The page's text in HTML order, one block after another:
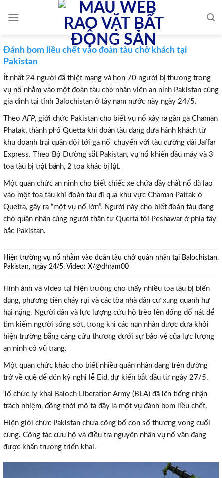
Đánh bom liều chết vào đoàn tàu chở khách tại
Pakistan
Ít nhất 24 người đã thiệt mạng và hơn 70 người bị thương trong
vụ nổ nhằm vào một đoàn tàu chở nhân viên an ninh Pakistan cùng
gia đình tại tỉnh Balochistan ở tây nam nước này ngày 24/5.
TheoAFP, giới chức Pakistan cho biết vụ nổ xảy ra gần ga Chaman
Phatak, thành phố Quetta khi đoàn tàu đang đưa hành khách từ
khu doanh trại quân đội tới ga nối chuyến với tàu đường dài Jaffar
Express. Theo Bộ Đường sắt Pakistan, vụ nổ khiến đầu máy và 3
toa tàu bị trật bánh, 2 toa khác bị lật.
Một quan chức an ninh cho biết chiếc xe chứa đầy chất nổ đã lao
vào một toa tàu khi đoàn tàu đi qua khu vực Chaman Pattak ở
Quetta, gây ra “một vụ nổ lớn”. Người này cho biết đoàn tàu đang
chở quân nhân cùng người thân từ Quetta tới Peshawar ở phía tây
bắc Pakistan.
Hiện trường vụ nổ nhằm vào đoàn tàu chở quân nhân tại Balochistan,
Pakistan, ngày 24/5. Video: X/@dhram00
Hình ảnh và video tại hiện trường cho thấy nhiều toa tàu bị biến
dạng, phương tiện cháy rụi và các tòa nhà dân cư xung quanh hư
hại nặng. Người dân và lực lượng cứu hộ trèo lên đống đổ nát để
tìm kiếm người sống sót, trong khi các nạn nhân được đưa khỏi
hiện trường bằng cáng cứu thương dưới sự bảo vệ của lực lượng
an ninh có vũ trang.
Một quan chức khác cho biết nhiều quân nhân đang trên đường
trở về quê để đón kỳ nghỉ lễ Eid, dự kiến bắt đầu từ ngày 27/5.
Tổ chức ly khai Baloch Liberation Army (BLA) đã lên tiếng nhận
trách nhiệm, đồng thời mô tả đây là một vụ đánh bom liều chết.
Hiện giới chức Pakistan chưa công bố con số thương vong cuối
cùng. Công tác cứu hộ và điều tra nguyên nhân vụ nổ vẫn đang
được khẩn trương triển khai.